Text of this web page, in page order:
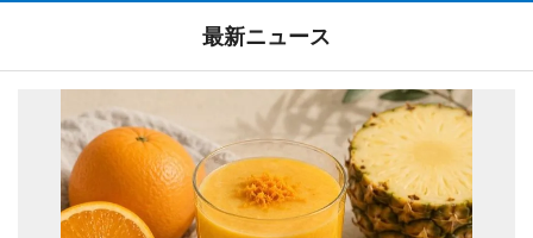
最新ニュース